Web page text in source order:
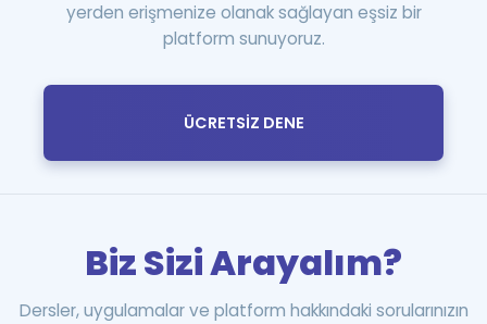
yerden erişmenize olanak sağlayan eşsiz bir
platform sunuyoruz.
ÜCRETSİZ DENE
Biz Sizi Arayalım?
Dersler, uygulamalar ve platform hakkındaki sorularınızın